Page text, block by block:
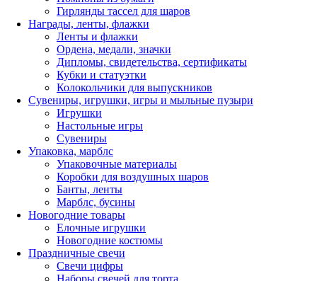
Гирлянды тассел для шаров
Награды, ленты, флажки
Ленты и флажки
Ордена, медали, значки
Дипломы, свидетельства, сертификаты
Кубки и статуэтки
Колокольчики для выпускников
Сувениры, игрушки, игры и мыльные пузыри
Игрушки
Настольные игры
Сувениры
Упаковка, марблс
Упаковочные материалы
Коробки для воздушных шаров
Банты, ленты
Марблс, бусины
Новогодние товары
Елочные игрушки
Новогодние костюмы
Праздничные свечи
Свечи цифры
Наборы свечей для торта